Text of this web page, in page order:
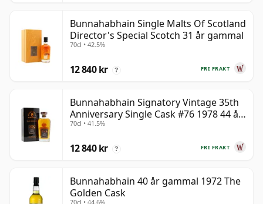
Bunnahabhain Single Malts Of Scotland
Director's Special Scotch 31 år gammal
70cl • 42.5%
FRI FRAKT
12 840 kr ?
Bunnahabhain Signatory Vintage 35th
Anniversary Single Cask #76 1978 44 år
gammal
70cl • 41.5%
FRI FRAKT
12 840 kr ?
Bunnahabhain 40 år gammal 1972 The
Golden Cask
70cl • 44.6%